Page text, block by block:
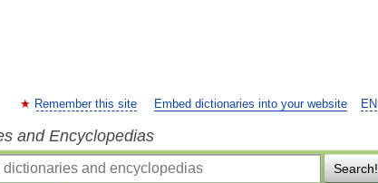
EN
Remember this site Embed dictionaries into your website
and Encyclopedias
Search!